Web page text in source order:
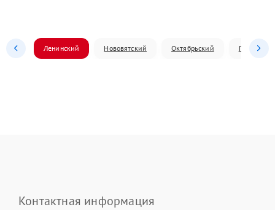
Ленинский Нововятский Октябрьский
Контактная информация